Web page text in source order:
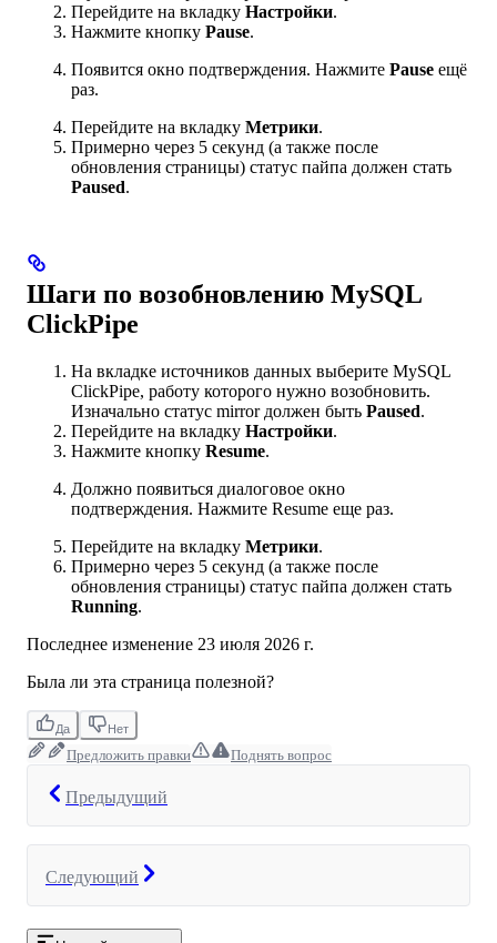
Перейдите на вкладку Настройки.
Нажмите кнопку Pause.
Появится окно подтверждения. Нажмите Pause ещё
раз.
Перейдите на вкладку Метрики.
Примерно через 5 секунд (а также после
обновления страницы) статус пайпа должен стать
Paused.
Шаги по возобновлению MySQL
ClickPipe
На вкладке источников данных выберите MySQL
ClickPipe, работу которого нужно возобновить.
Изначально статус mirror должен быть Paused.
Перейдите на вкладку Настройки.
Нажмите кнопку Resume.
Должно появиться диалоговое окно
подтверждения. Нажмите Resume еще раз.
Перейдите на вкладку Метрики.
Примерно через 5 секунд (а также после
обновления страницы) статус пайпа должен стать
Running.
Последнее изменение 23 июля 2026 г.
Была ли эта страница полезной?
Да Нет
Предложить правки Поднять вопрос
Предыдущий
Следующий